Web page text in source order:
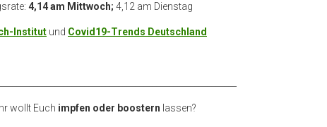
4,14 am Mittwoch; 4,12 am Dienstag
Institut und Covid19-Trends Deutschland
Ihr wollt Euch impfen oder boostern lassen?